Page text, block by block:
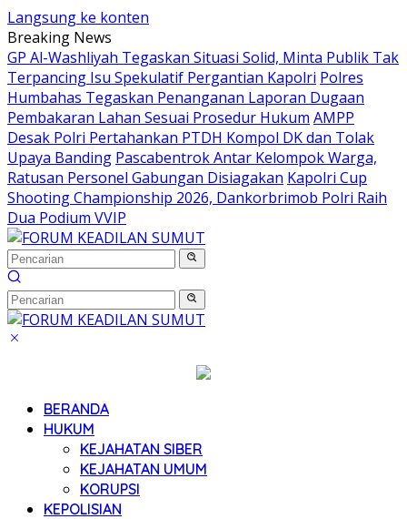
Langsung ke konten
Breaking News
GP Al-Washliyah Tegaskan Situasi Solid, Minta Publik Tak
Terpancing Isu Spekulatif Pergantian Kapolri Polres
Humbahas Tegaskan Penanganan Laporan Dugaan
Pembakaran Lahan Sesuai Prosedur Hukum AMPP
Desak Polri Pertahankan PTDH Kompol DK dan Tolak
Upaya Banding Pascabentrok Antar Kelompok Warga,
Ratusan Personel Gabungan Disiagakan Kapolri Cup
Shooting Championship 2026, Dankorbrimob Polri Raih
Dua Podium VVIP
BERANDA
HUKUM
KEJAHATAN SIBER
KEJAHATAN UMUM
KORUPSI
KEPOLISIAN